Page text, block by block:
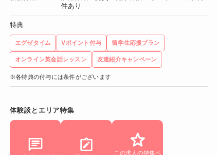
件あり
特典
エグゼタイム Vポイント付与 留学生応援プラン
オンライン英会話レッスン 友達紹介キャンペーン
※各特典の付与には条件がございます
体験談とエリア特集
この求人の特集ペ